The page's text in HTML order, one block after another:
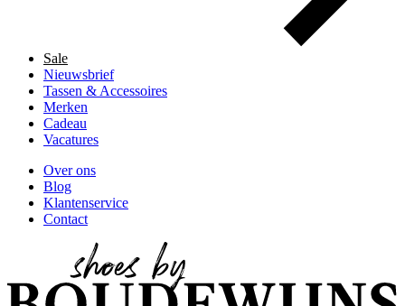
Sale
Nieuwsbrief
Tassen & Accessoires
Merken
Cadeau
Vacatures
Over ons
Blog
Klantenservice
Contact